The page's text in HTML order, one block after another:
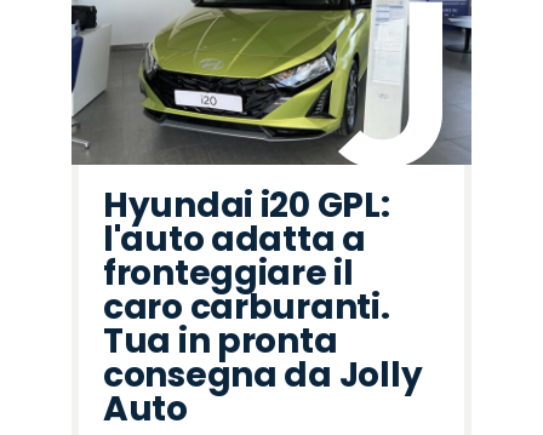
Hyundai i20 GPL:
l'auto adatta a
fronteggiare il
caro carburanti.
Tua in pronta
consegna da Jolly
Auto